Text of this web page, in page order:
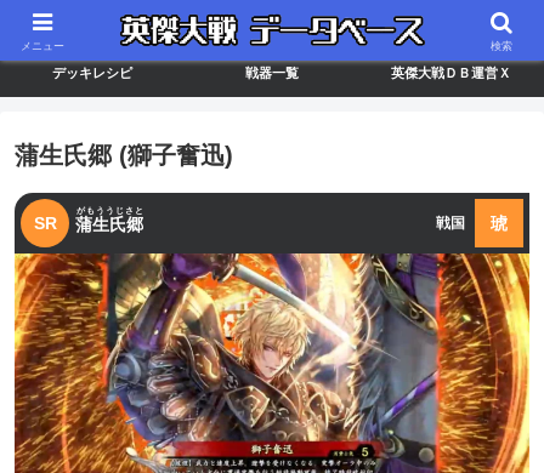
最新バージョン情報 武将ランキング カードリスト
デッキレシピ 戦器一覧 英傑大戦ＤＢ運営Ｘ
蒲生氏郷 (獅子奮迅)
SR 蒲生氏郷
がもううじさと
戦国 琥
メニュー 検索